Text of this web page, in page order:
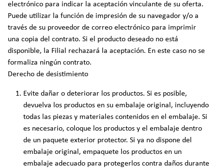
electrónico para indicar la aceptación vinculante de su oferta.
Puede utilizar la función de impresión de su navegador y/o a
través de su proveedor de correo electrónico para imprimir
una copia del contrato. Si el producto deseado no está
disponible, la Filial rechazará la aceptación. En este caso no se
formaliza ningún contrato.
Derecho de desistimiento
Evite dañar o deteriorar los productos. Si es posible,
devuelva los productos en su embalaje original, incluyendo
todas las piezas y materiales contenidos en el embalaje. Si
es necesario, coloque los productos y el embalaje dentro
de un paquete exterior protector. Si ya no dispone del
embalaje original, empaquete los productos en un
embalaje adecuado para protegerlos contra daños durante